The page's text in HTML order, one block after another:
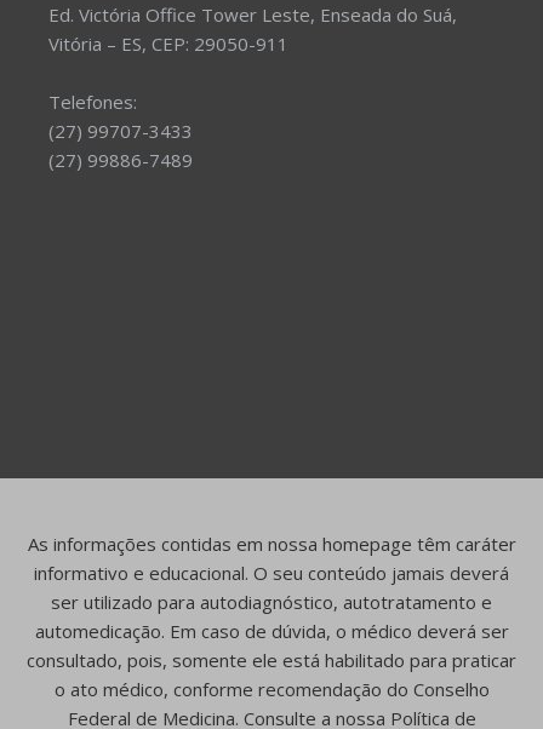
Ed. Victória Office Tower Leste, Enseada do Suá,
Vitória – ES, CEP: 29050-911
Telefones:
(27) 99707-3433
(27) 99886-7489
As informações contidas em nossa homepage têm caráter
informativo e educacional. O seu conteúdo jamais deverá
ser utilizado para autodiagnóstico, autotratamento e
automedicação. Em caso de dúvida, o médico deverá ser
consultado, pois, somente ele está habilitado para praticar
o ato médico, conforme recomendação do Conselho
Federal de Medicina. Consulte a nossa Política de